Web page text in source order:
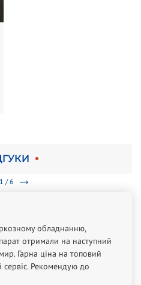
1 / 6
обладнанню,
отримали на наступний
Гарна ціна на топовий
сервіс. Рекомендую до